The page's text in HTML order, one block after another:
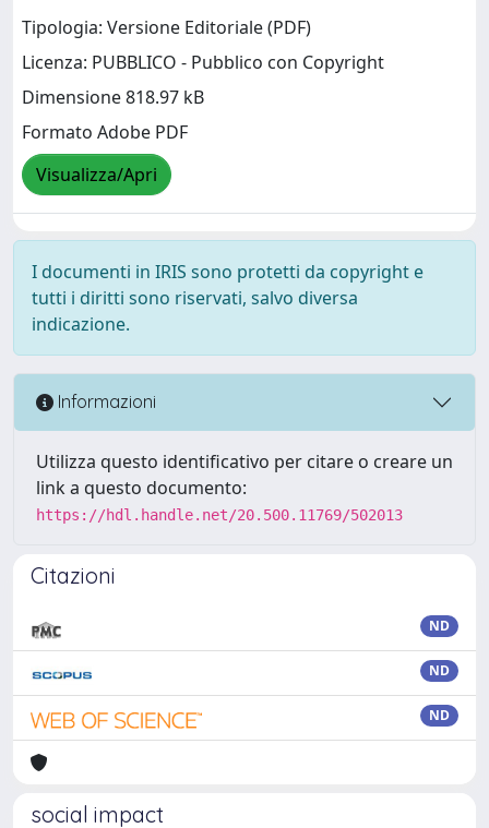
Tipologia: Versione Editoriale (PDF)
Licenza: PUBBLICO - Pubblico con Copyright
Dimensione 818.97 kB
Formato Adobe PDF
Visualizza/Apri
I documenti in IRIS sono protetti da copyright e
tutti i diritti sono riservati, salvo diversa
indicazione.
Informazioni
Utilizza questo identificativo per citare o creare un
link a questo documento:
https://hdl.handle.net/20.500.11769/502013
Citazioni
ND
ND
ND
social impact